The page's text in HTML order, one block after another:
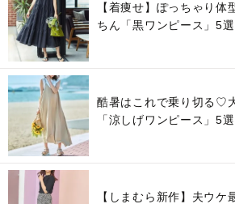
【着痩せ】ぽっちゃり
ちん「黒ワンピース」5選
酷暑はこれで乗り切る♡
「涼しげワンピース」5選
【しまむら新作】夫ウ